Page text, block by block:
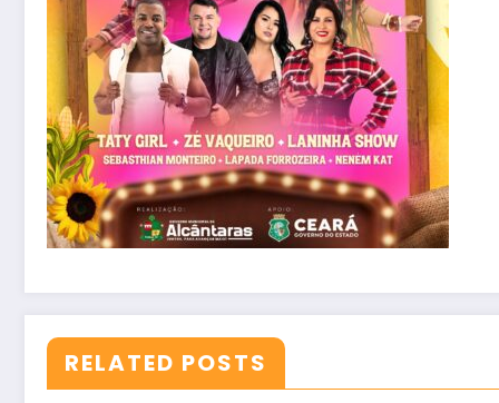
RELATED POSTS